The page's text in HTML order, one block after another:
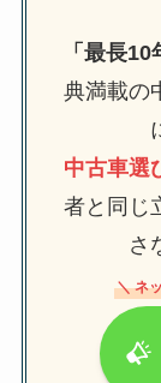
「最長
典満載の
中古車選
者と同じ
さ
＼ ネ